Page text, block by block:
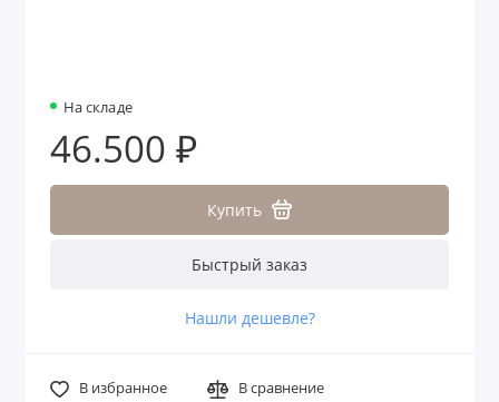
На складе
46.500 ₽
Купить
Быстрый заказ
Нашли дешевле?
В избранное В сравнение